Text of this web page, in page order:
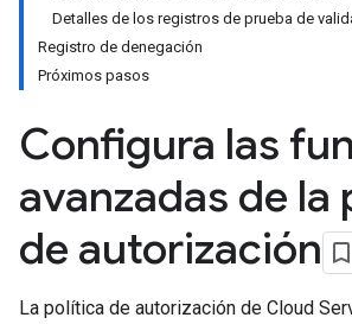
Detalles de los registros de prueba de
Registro de denegación
Próximos pasos
Configura las
avanzadas de la
de autorización
La política de autorización de Cloud